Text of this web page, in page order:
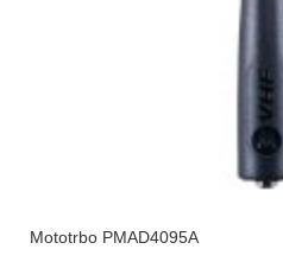
Mototrbo PMAD4095A